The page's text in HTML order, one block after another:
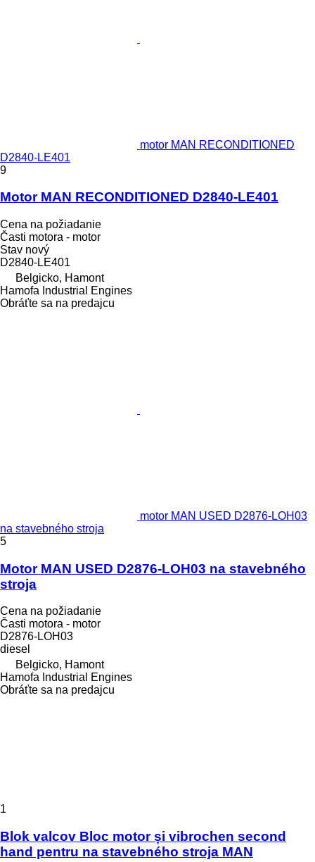
motor MAN RECONDITIONED
D2840-LE401
9
Motor MAN RECONDITIONED D2840-LE401
Cena na požiadanie
Časti motora - motor
Stav nový
D2840-LE401
Belgicko, Hamont
Hamofa Industrial Engines
Obráťte sa na predajcu
motor MAN USED D2876-LOH03
na stavebného stroja
5
Motor MAN USED D2876-LOH03 na stavebného
stroja
Cena na požiadanie
Časti motora - motor
D2876-LOH03
diesel
Belgicko, Hamont
Hamofa Industrial Engines
Obráťte sa na predajcu
1
Blok valcov Bloc motor și vibrochen second
hand pentru na stavebného stroja MAN